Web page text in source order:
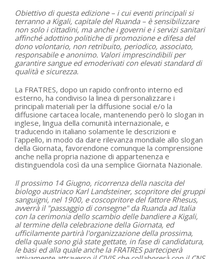
Obiettivo di questa edizione – i cui eventi principali si
terranno a Kigali, capitale del Ruanda – è sensibilizzare
non solo i cittadini, ma anche i governi e i servizi sanitari
affinché adottino politiche di promozione e difesa del
dono volontario, non retribuito, periodico, associato,
responsabile e anonimo. Valori imprescindibili per
garantire sangue ed emoderivati con elevati standard di
qualità e sicurezza.
La FRATRES, dopo un rapido confronto interno ed
esterno, ha condiviso la linea di personalizzare i
principali materiali per la diffusione social e/o la
diffusione cartacea locale, mantenendo però lo slogan in
inglese, lingua della comunità internazionale, e
traducendo in italiano solamente le descrizioni e
l'appello, in modo da dare rilevanza mondiale allo slogan
della Giornata, favorendone comunque la comprensione
anche nella propria nazione di appartenenza e
distinguendola così da una semplice Giornata Nazionale.
Il prossimo 14 Giugno, ricorrenza della nascita del
biologo austriaco Karl Landsteiner, scopritore dei gruppi
sanguigni, nel 1900, e coscopritore del fattore Rhesus,
avverrà il "passaggio di consegne" da Ruanda ad Italia
con la cerimonia dello scambio delle bandiere a Kigali,
al termine della celebrazione della Giornata, ed
ufficilamente partirà l'organizzazione della prossima,
della quale sono già state gettate, in fase di candidatura,
le basi ed alla quale anche la FRATRES parteciperà